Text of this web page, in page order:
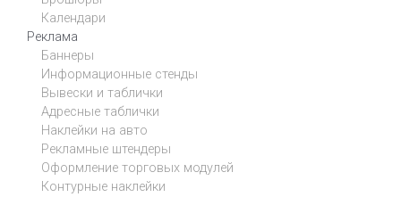
Календари
Реклама
Баннеры
Информационные стенды
Вывески и таблички
Адресные таблички
Наклейки на авто
Рекламные штендеры
Оформление торговых модулей
Контурные наклейки